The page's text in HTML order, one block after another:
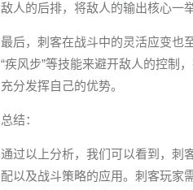
敌人的后排，将敌人的输出核心一
最后，刺客在战斗中的灵活应变也
“疾风步”等技能来避开敌人的控制
充分发挥自己的优势。
总结：
通过以上分析，我们可以看到，刺
配以及战斗策略的应用。刺客玩家